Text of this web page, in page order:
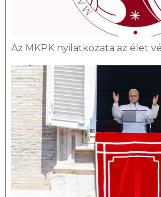
Az MKPK nyilatkozata az élet